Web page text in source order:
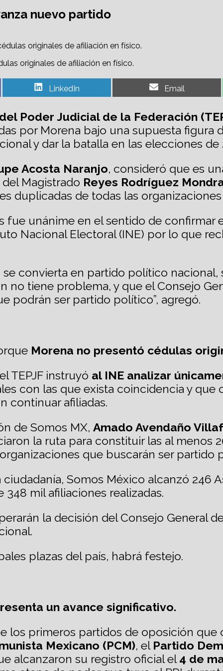
nuevo partido
originales de afiliación en físico.
Share
on
LinkedIn
Share
on
Email
Poder Judicial de la Federación
por Morena bajo una supuesta figura
y dar la batalla en las elecciones de
Acosta Naranjo, consideró que es
Magistrado Reyes Rodríguez
duplicadas de todas las
fue unánime en el sentido de confirmar
Nacional Electoral (INE) por lo que
convierta en partido político
no tiene problema, y que el Consejo
podrán ser partido político”, agregó.
Morena no presentó cédulas
TEPJF instruyó al INE analizar
con las que exista coincidencia y que
continuar afiliadas.
de Somos MX, Amado Avendaño
la ruta para constituir las al menos
que buscarán ser partido
Somos México alcanzó 246
mil afiliaciones realizadas.
la decisión del Consejo General
plazas del país, habrá festejo.
un avance significativo.
los primeros partidos de oposición
Mexicano (PCM), el Partido
alcanzaron su registro oficial el4 de